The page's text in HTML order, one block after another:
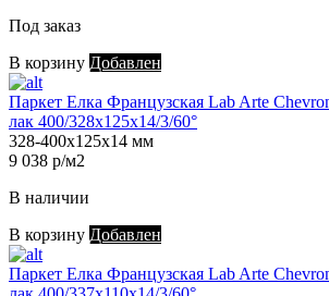
Под заказ
В корзину Добавлен
Паркет Елка Французская Lab Arte
лак 400/328х125х14/3/60°
328-400х125х14 мм
9 038 р/м2
В наличии
В корзину Добавлен
Паркет Елка Французская Lab Arte